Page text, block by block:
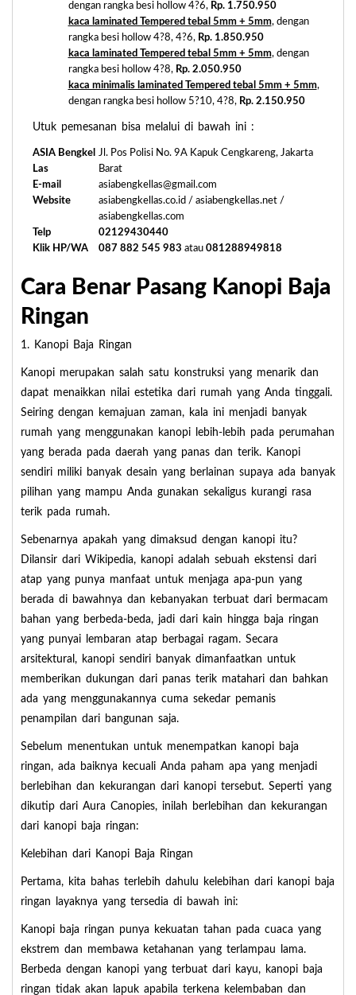
dengan rangka besi hollow 4?6, Rp. 1.750.950
kaca laminated Tempered tebal 5mm + 5mm, dengan
rangka besi hollow 4?8, 4?6, Rp. 1.850.950
kaca laminated Tempered tebal 5mm + 5mm, dengan
rangka besi hollow 4?8, Rp. 2.050.950
kaca minimalis laminated Tempered tebal 5mm + 5mm,
dengan rangka besi hollow 5?10, 4?8, Rp. 2.150.950
Utuk pemesanan bisa melalui di bawah ini :
ASIA Bengkel
Las
Jl. Pos Polisi No. 9A Kapuk Cengkareng, Jakarta
Barat
E-mail
asiabengkellas@gmail.com
Website
asiabengkellas.co.id / asiabengkellas.net /
asiabengkellas.com
Telp
02129430440
Klik HP/WA
087 882 545 983 atau 081288949818
Cara Benar Pasang Kanopi Baja
Ringan
1. Kanopi Baja Ringan
Kanopi merupakan salah satu konstruksi yang menarik dan
dapat menaikkan nilai estetika dari rumah yang Anda tinggali.
Seiring dengan kemajuan zaman, kala ini menjadi banyak
rumah yang menggunakan kanopi lebih-lebih pada perumahan
yang berada pada daerah yang panas dan terik. Kanopi
sendiri miliki banyak desain yang berlainan supaya ada banyak
pilihan yang mampu Anda gunakan sekaligus kurangi rasa
terik pada rumah.
Sebenarnya apakah yang dimaksud dengan kanopi itu?
Dilansir dari Wikipedia, kanopi adalah sebuah ekstensi dari
atap yang punya manfaat untuk menjaga apa-pun yang
berada di bawahnya dan kebanyakan terbuat dari bermacam
bahan yang berbeda-beda, jadi dari kain hingga baja ringan
yang punyai lembaran atap berbagai ragam. Secara
arsitektural, kanopi sendiri banyak dimanfaatkan untuk
memberikan dukungan dari panas terik matahari dan bahkan
ada yang menggunakannya cuma sekedar pemanis
penampilan dari bangunan saja.
Sebelum menentukan untuk menempatkan kanopi baja
ringan, ada baiknya kecuali Anda paham apa yang menjadi
berlebihan dan kekurangan dari kanopi tersebut. Seperti yang
dikutip dari Aura Canopies, inilah berlebihan dan kekurangan
dari kanopi baja ringan:
Kelebihan dari Kanopi Baja Ringan
Pertama, kita bahas terlebih dahulu kelebihan dari kanopi baja
ringan layaknya yang tersedia di bawah ini:
Kanopi baja ringan punya kekuatan tahan pada cuaca yang
ekstrem dan membawa ketahanan yang terlampau lama.
Berbeda dengan kanopi yang terbuat dari kayu, kanopi baja
ringan tidak akan lapuk apabila terkena kelembaban dan